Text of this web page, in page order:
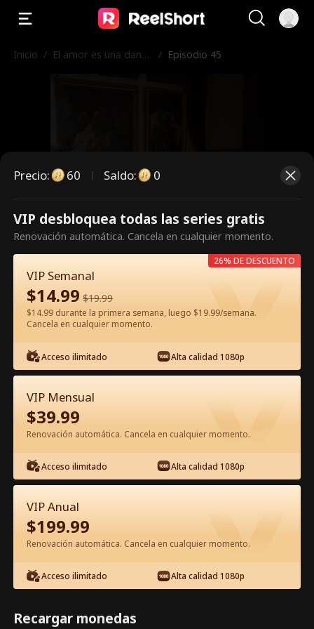
Inicio / El amor es una danza
/ Episodio 45
Es un episodio de pago.
Desbloquéalo para verlo.
60Desbloquear ahora
Ver gratis en la app
Episodio 45 - El amor es una danza
peligrosa Película Completa
0-49 50-74 Todos los Episodios
45 46 47 48 49
Precio: 60 Saldo: 0
VIP desbloquea todas las series gratis
Renovación automática. Cancela en cualquier momento.
VIP Semanal
$14.99 $19.99
$14.99 durante la primera semana, luego $19.99/semana.
Cancela en cualquier momento.
Acceso ilimitado Alta calidad 1080p
26% DE DESCUENTO
VIP Mensual
$39.99
Renovación automática. Cancela en cualquier momento.
Acceso ilimitado Alta calidad 1080p
VIP Anual
$199.99
Renovación automática. Cancela en cualquier momento.
Acceso ilimitado Alta calidad 1080p
Recargar monedas